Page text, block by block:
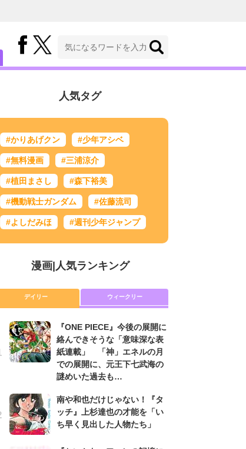
人気タグ
#かりあげクン #少年アシベ
#無料漫画 #三浦涼介
#植田まさし #森下裕美
#機動戦士ガンダム #佐藤流司
#よしだみほ #週刊少年ジャンプ
漫画| 人気ランキング
デイリー ウィークリー
『ONE PIECE』今後の展開に
絡んできそうな「意味深な表
紙連載」 「神」エネルの月
での展開に、元王下七武海の
謎めいた過去も…
南や和也だけじゃない！『タ
ッチ』上杉達也の才能を「い
ち早く見出した人物たち」